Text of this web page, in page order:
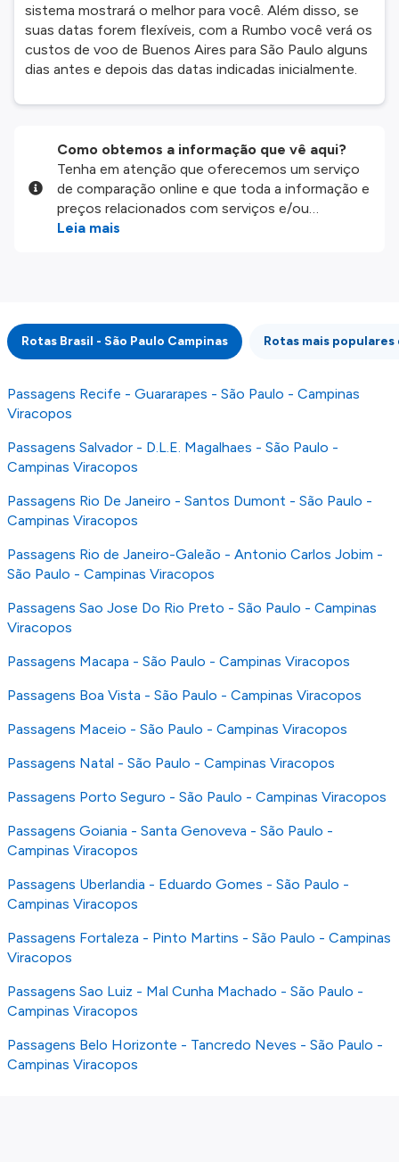
sistema mostrará o melhor para você. Além disso, se
suas datas forem flexíveis, com a Rumbo você verá os
custos de voo de Buenos Aires para São Paulo alguns
dias antes e depois das datas indicadas inicialmente.
Como obtemos a informação que vê aqui?
Tenha em atenção que oferecemos um serviço
de comparação online e que toda a informação e
preços relacionados com serviços e/ou
produtos disponíveis no nosso website são
integridade ou pela precisão da informação
publicada, por isso verifique com atenção todas
as condições no website do parceiro antes de
fazer uma reserva. Para mais detalhes verifique
os nossos
Termos e Condições.
Leia mais
Rotas Brasil - São Paulo Campinas Rotas mais
Passagens Recife - Guararapes - São Paulo - Campinas
Viracopos
Passagens Salvador - D.L.E. Magalhaes - São Paulo -
Campinas Viracopos
Passagens Rio De Janeiro - Santos Dumont - São Paulo -
Campinas Viracopos
Passagens Rio de Janeiro-Galeão - Antonio Carlos Jobim -
São Paulo - Campinas Viracopos
Passagens Sao Jose Do Rio Preto - São Paulo - Campinas
Viracopos
Passagens Macapa - São Paulo - Campinas Viracopos
Passagens Boa Vista - São Paulo - Campinas Viracopos
Passagens Maceio - São Paulo - Campinas Viracopos
Passagens Natal - São Paulo - Campinas Viracopos
Passagens Porto Seguro - São Paulo - Campinas Viracopos
Passagens Goiania - Santa Genoveva - São Paulo -
Campinas Viracopos
Passagens Uberlandia - Eduardo Gomes - São Paulo -
Campinas Viracopos
Passagens Fortaleza - Pinto Martins - São Paulo - Campinas
Viracopos
Passagens Sao Luiz - Mal Cunha Machado - São Paulo -
Campinas Viracopos
Passagens Belo Horizonte - Tancredo Neves - São Paulo -
Campinas Viracopos